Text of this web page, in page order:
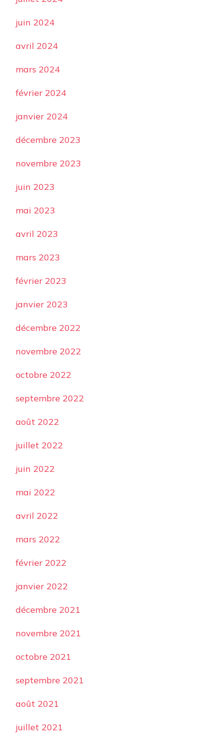
juin 2024
avril 2024
mars 2024
février 2024
janvier 2024
décembre 2023
novembre 2023
juin 2023
mai 2023
avril 2023
mars 2023
février 2023
janvier 2023
décembre 2022
novembre 2022
octobre 2022
septembre 2022
août 2022
juillet 2022
juin 2022
mai 2022
avril 2022
mars 2022
février 2022
janvier 2022
décembre 2021
novembre 2021
octobre 2021
septembre 2021
août 2021
juillet 2021